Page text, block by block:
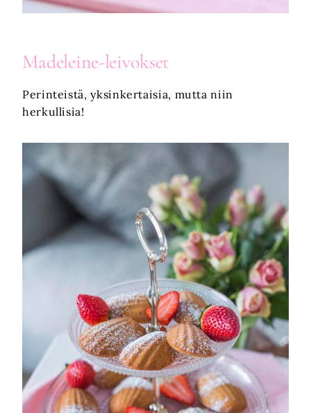
Madeleine-leivokset
Perinteistä, yksinkertaisia, mutta niin
herkullisia!